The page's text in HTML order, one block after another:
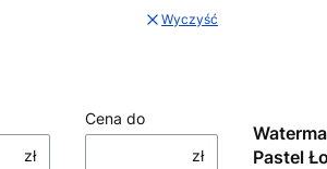
Wyczyść
zł
Cena do
zł
Pastel